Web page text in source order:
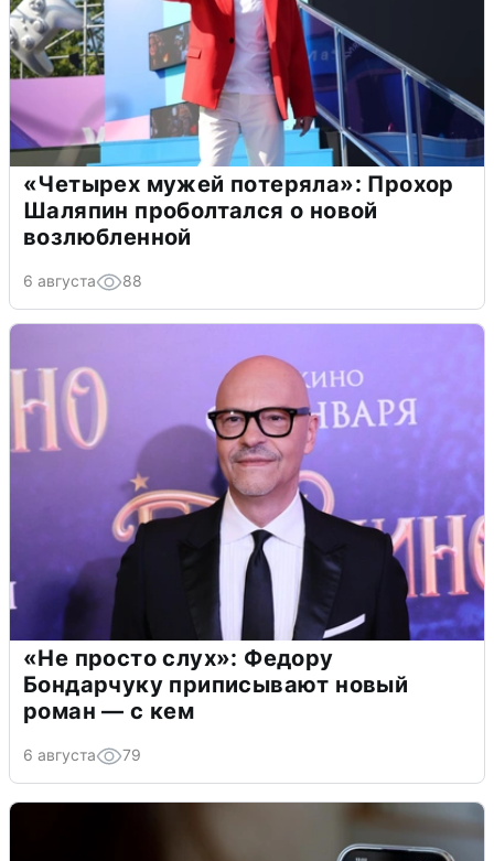
«Четырех мужей потеряла»: Прохор
Шаляпин проболтался о новой
возлюбленной
6 августа 88
«Не просто слух»: Федору
Бондарчуку приписывают новый
роман — с кем
6 августа 79